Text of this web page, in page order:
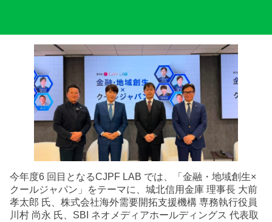
今年度6 回目となるCJPF LAB では、「金融・地域創生×
クールジャパン」をテーマに、城北信用金庫 理事長 大前
孝太郎 氏、株式会社海外需要開拓支援機構 専務執行役員
川村 尚永 氏、SBI ネオメディアホールディングス 代表取